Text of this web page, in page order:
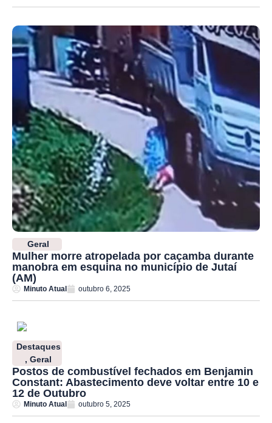
Geral
Mulher morre atropelada por caçamba durante
manobra em esquina no município de Jutaí
(AM)
Minuto Atual outubro 6, 2025
Destaques
,Geral
Postos de combustível fechados em Benjamin
Constant: Abastecimento deve voltar entre 10 e
12 de Outubro
Minuto Atual outubro 5, 2025